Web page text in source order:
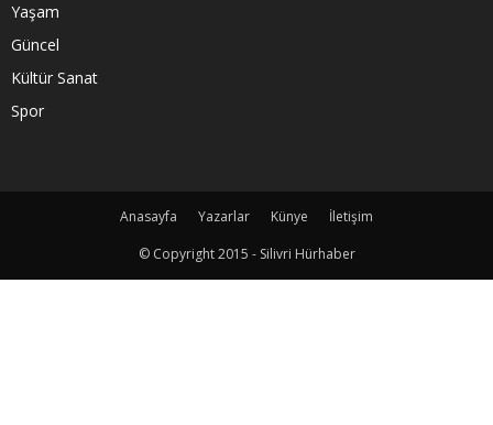
Yaşam
Güncel
Kültür Sanat
Spor
Anasayfa Yazarlar Künye
İletişim
© Copyright 2015 - Silivri Hürhaber